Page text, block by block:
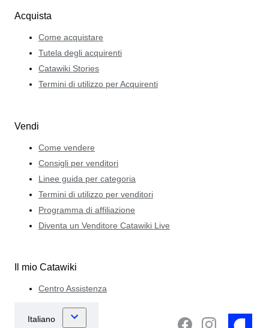
Acquista
Come acquistare
Tutela degli acquirenti
Catawiki Stories
Termini di utilizzo per Acquirenti
Vendi
Come vendere
Consigli per venditori
Linee guida per categoria
Termini di utilizzo per venditori
Programma di affiliazione
Diventa un Venditore Catawiki Live
Il mio Catawiki
Centro Assistenza